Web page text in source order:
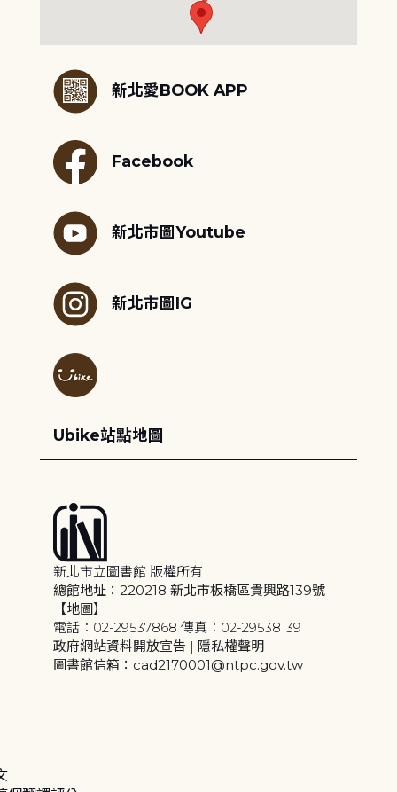
新北愛BOOK APP
Facebook
新北市圖Youtube
新北市圖IG
Ubike站點地圖
新北市立圖書館 版權所有
總館地址：220218 新北市板橋區貴興路139號
【地圖】
電話：02-29537868 傳真：02-29538139
政府網站資料開放宣告 | 隱私權聲明
圖書館信箱：cad2170001@ntpc.gov.tw